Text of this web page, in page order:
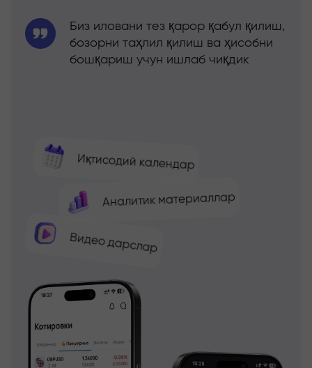
Иқтисодий календар
Аналитик материаллар
Видео дарслар
Биз иловани тез қарор қабул қилиш,
бозорни таҳлил қилиш ва ҳисобни
бошқариш учун ишлаб чиқдик